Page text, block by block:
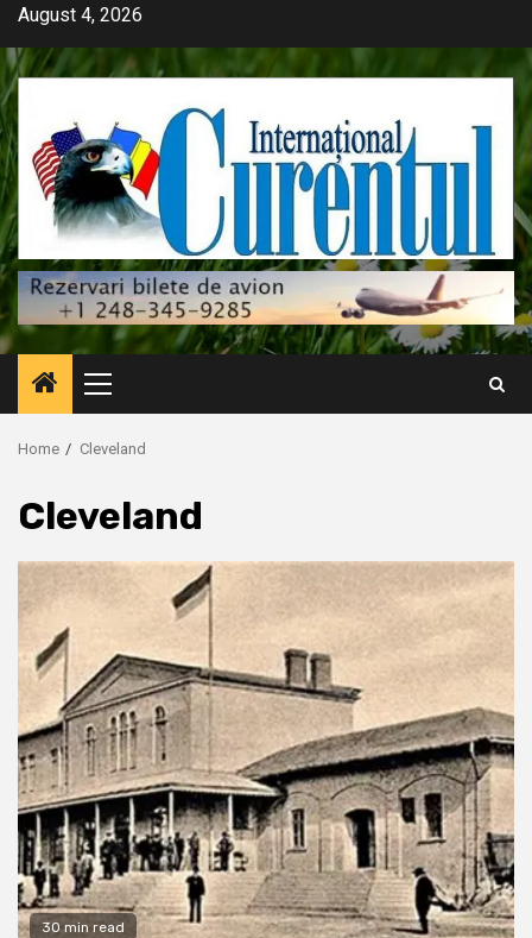
Skip
content
August 4, 2026
Primary
Menu
Home Cleveland
Cleveland
30 min read